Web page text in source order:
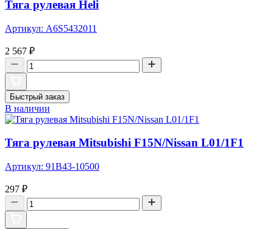
Тяга рулевая Heli
Артикул: A6S5432011
2 567 ₽
Быстрый заказ
В наличии
Тяга рулевая Mitsubishi F15N/Nissan L01/1F1
Артикул: 91В43-10500
297 ₽